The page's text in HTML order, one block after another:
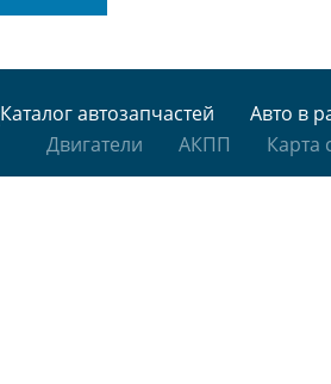
Каталог автозапчастей
Авто в
Двигатели
АКПП Карта